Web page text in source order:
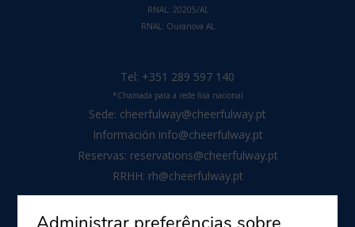
RNAL: 20205/AL
RNAL: Ouranova AL
Tel: +351 289 597 140
*Chamada para a rede fixa nacional
Sede: cheerfulway@cheerfulway.pt
Información info@cheerfulway.pt
Reservas: reservations@cheerfulway.pt
RRHH: rh@cheerfulway.pt